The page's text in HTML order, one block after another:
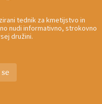
tednik za kmetijstvo in
nudi informativno, strokovno
družini.